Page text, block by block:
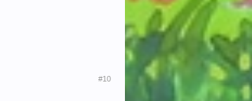
#10